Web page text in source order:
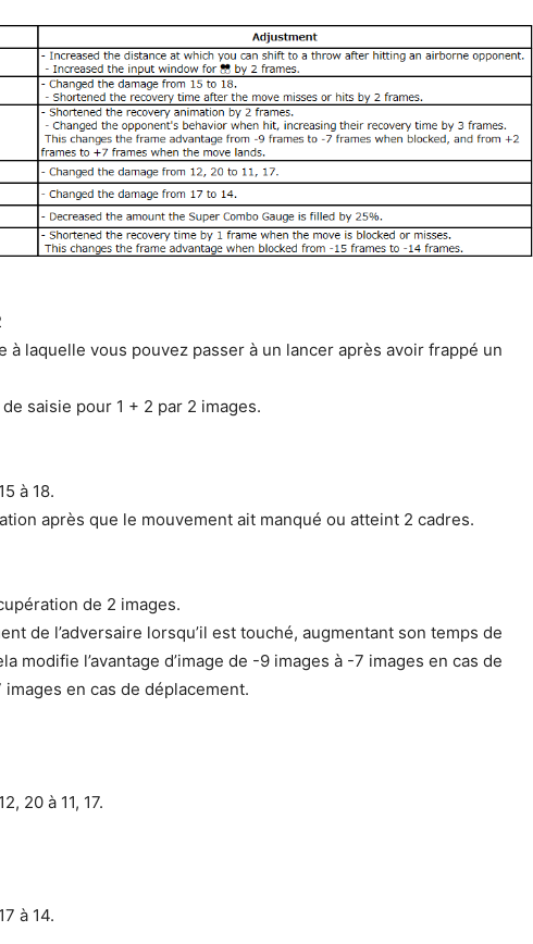
à laquelle vous pouvez passer à un lancer après avoir frappé un
saisie pour 1 + 2 par 2 images.
à 18.
après que le mouvement ait manqué ou atteint 2 cadres.
de 2 images.
de l’adversaire lorsqu’il est touché, augmentant son temps de
modifie l’avantage d’image de -9 images à -7 images en cas de
en cas de déplacement.
20 à 11, 17.
à 14.